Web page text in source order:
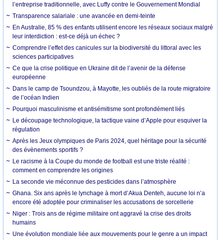
l’entreprise traditionnelle, avec Luffy contre le Gouvernement Mondial
Transparence salariale : une avancée en demi-teinte
En Australie, 85 % des enfants utilisent encore les réseaux sociaux malgré
leur interdiction : est-ce déjà un échec ?
Comprendre l’effet des canicules sur la biodiversité du littoral avec les
sciences participatives
Ce que la crise politique en Ukraine dit de l’avenir de la défense
européenne
Dans le camp de Tsoundzou, à Mayotte, les oubliés de la route migratoire
de l’océan Indien
Pourquoi masculinisme et antisémitisme sont profondément liés
Le découpage technologique, la tactique vaine d’Apple pour esquiver la
régulation
Après les Jeux olympiques de Paris 2024, quel héritage pour la sécurité
des évènements sportifs ?
Le racisme à la Coupe du monde de football est une triste réalité :
comment en comprendre les origines
La seconde vie méconnue des pesticides dans l’atmosphère
Ghana. Six ans après le lynchage à mort d’Akua Denteh, aucune loi n’a
encore été adoptée pour criminaliser les accusations de sorcellerie
Niger : Trois ans de régime militaire ont aggravé la crise des droits
humains
Une évolution mondiale liée aux mouvements pour le genre a un impact